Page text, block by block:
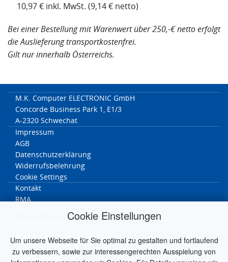
Cookie Einstellungen
Um unsere Webseite für Sie optimal zu gestalten und fortlaufend
zu verbessern, sowie zur interessengerechten Ausspielung von
10,97 € inkl. MwSt. (9,14 € netto)
Bei einer Bestellung mit Warenwert über 250,-€ netto erfolgt
die Auslieferung transportkostenfrei.
Gilt nur innerhalb Österreichs.
M.K. Computer ELECTRONIC GmbH
Concorde Business Park 1, E1/3
A-2320 Schwechat
Impressum
AGB
Datenschutzerklärung
Widerrufsbelehrung
Cookie Settings
Kontakt
RMA
Widerrufformular
MK Worldwide
Deutschland